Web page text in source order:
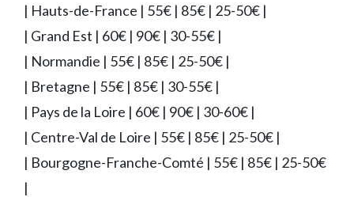
| Hauts-de-France | 55€ | 85€ | 25-50€ |
| Grand Est | 60€ | 90€ | 30-55€ |
| Normandie | 55€ | 85€ | 25-50€ |
| Bretagne | 55€ | 85€ | 30-55€ |
| Pays de la Loire | 60€ | 90€ | 30-60€ |
| Centre-Val de Loire | 55€ | 85€ | 25-50€ |
| Bourgogne-Franche-Comté | 55€ | 85€ | 25-50€
|